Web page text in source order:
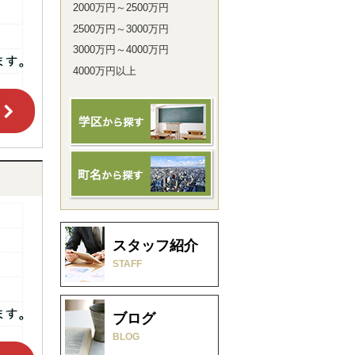
2000万円～2500万円
2500万円～3000万円
3000万円～4000万円
4000万円以上
スタッフ紹介
STAFF
ブログ
BLOG